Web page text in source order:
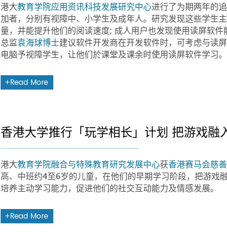
港大教育学院应用资讯科技发展研究中心进行了为期两年的
加者，分别有视障中、小学生及成年人。研究发现这些学生
量，并能提升他们的阅读速度; 成人用户也发现使用读屏软
总监袁海球博士建议软件开发商在开发软件时，可考虑与读
电脑予视障学生，让他们於课堂及课余时使用读屏软件学习。
Read More
香港大学推行「玩学相长」计划 把游戏融
港大教育学院融合与特殊教育研究发展中心获香港赛马会慈
高、中班约4至6岁的儿童，在他们的早期学习阶段，把游戏
培养主动学习能力，促进他们的社交互动能力及情感发展。
Read More